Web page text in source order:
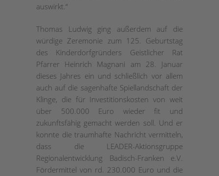
auswirkt.“
Thomas Ludwig ging außerdem auf die
würdige Zeremonie zum 125. Geburtstag
des Kinderdorfgründers Geistlicher Rat
Pfarrer Heinrich Magnani am 28. Januar
dieses Jahres ein und schließlich vor allem
auch auf die sagenhafte Spiellandschaft der
Klinge, die für Investitionskosten von weit
über 500.000 Euro wieder fit und
zukunftsfähig gemacht werden soll. Und er
konnte die traumhafte Nachricht vermitteln,
dass die LEADER-Aktionsgruppe
Regionalentwicklung Badisch-Franken e.V.
Fördermittel von rd. 230.000 Euro und die